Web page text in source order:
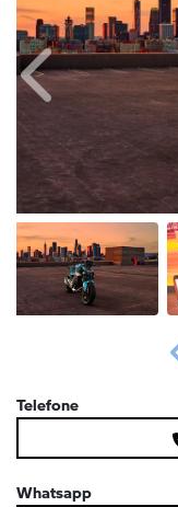
Anterior
Telefone
Whatsapp